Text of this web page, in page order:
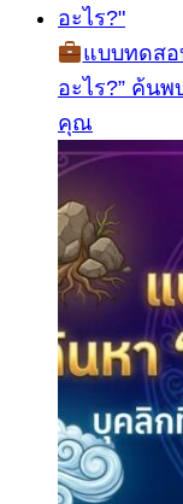
แบบทดสอ
อะไร?” ค้น
คุณ